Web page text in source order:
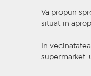
Va propun
situat in
In
supermarket-